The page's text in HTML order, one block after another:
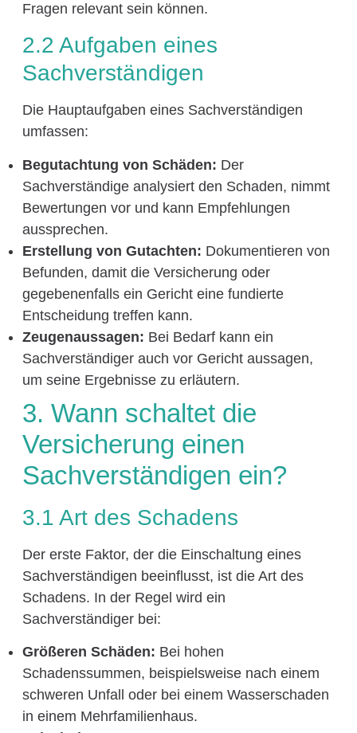
Fragen relevant sein können.
2.2 Aufgaben eines
Sachverständigen
Die Hauptaufgaben eines Sachverständigen
umfassen:
Begutachtung von Schäden: Der
Sachverständige analysiert den Schaden, nimmt
Bewertungen vor und kann Empfehlungen
aussprechen.
Erstellung von Gutachten: Dokumentieren von
Befunden, damit die Versicherung oder
gegebenenfalls ein Gericht eine fundierte
Entscheidung treffen kann.
Zeugenaussagen: Bei Bedarf kann ein
Sachverständiger auch vor Gericht aussagen,
um seine Ergebnisse zu erläutern.
3. Wann schaltet die
Versicherung einen
Sachverständigen ein?
3.1 Art des Schadens
Der erste Faktor, der die Einschaltung eines
Sachverständigen beeinflusst, ist die Art des
Schadens. In der Regel wird ein
Sachverständiger bei:
Größeren Schäden: Bei hohen
Schadenssummen, beispielsweise nach einem
schweren Unfall oder bei einem Wasserschaden
in einem Mehrfamilienhaus.